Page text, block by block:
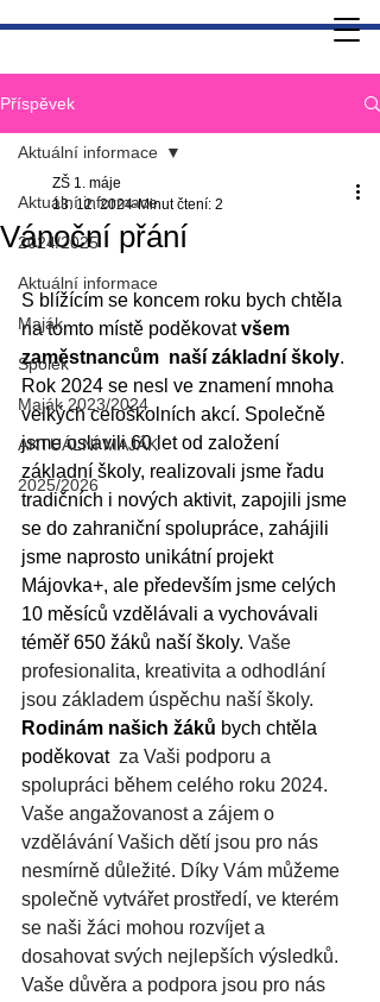
Příspěvek
Aktuální informace
2024/2025
Aktuální informace
Maják
Spolek
Maják 2023/2024
AKTUÁLNÍ MAJÁK
2025/2026
Aktuální informace
Vánoční přání
ZŠ 1. máje
13. 12. 2024 Minut čtení: 2
S blížícím se koncem roku bych chtěla
na tomto místě poděkovat všem
zaměstnancům  naší základní školy.
Rok 2024 se nesl ve znamení mnoha
velkých celoškolních akcí. Společně
jsme oslavili 60 let od založení
základní školy, realizovali jsme řadu
tradičních i nových aktivit, zapojili jsme
se do zahraniční spolupráce, zahájili
jsme naprosto unikátní projekt
Májovka+, ale především jsme celých
10 měsíců vzdělávali a vychovávali
téměř 650 žáků naší školy. Vaše
profesionalita, kreativita a odhodlání
jsou základem úspěchu naší školy.
Rodinám našich žáků bych chtěla
poděkovat za Vaši podporu a
spolupráci během celého roku 2024.
Vaše angažovanost a zájem o
vzdělávání Vašich dětí jsou pro nás
nesmírně důležité. Díky Vám můžeme
společně vytvářet prostředí, ve kterém
se naši žáci mohou rozvíjet a
dosahovat svých nejlepších výsledků.
Vaše důvěra a podpora jsou pro nás